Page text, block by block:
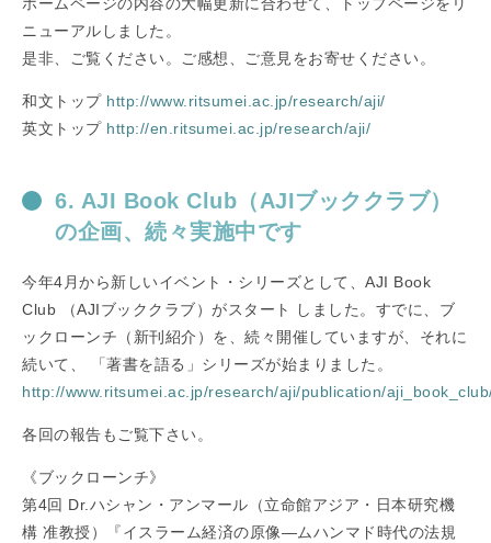
ホームページの内容の大幅更新に合わせて、トップページをリ
ニューアルしました。
是非、ご覧ください。ご感想、ご意見をお寄せください。
和文トップ http://www.ritsumei.ac.jp/research/aji/
英文トップ http://en.ritsumei.ac.jp/research/aji/
6. AJI Book Club（AJIブッククラブ）
の企画、続々実施中です
今年4月から新しいイベント・シリーズとして、AJI Book
Club （AJIブッククラブ）がスタート しました。すでに、ブ
ックローンチ（新刊紹介）を、続々開催していますが、それに
続いて、 「著書を語る」シリーズが始まりました。
http://www.ritsumei.ac.jp/research/aji/publication/
各回の報告もご覧下さい。
《ブックローンチ》
第4回 Dr.ハシャン・アンマール（立命館アジア・日本研究機
構 准教授）『イスラーム経済の原像―ムハンマド時代の法規